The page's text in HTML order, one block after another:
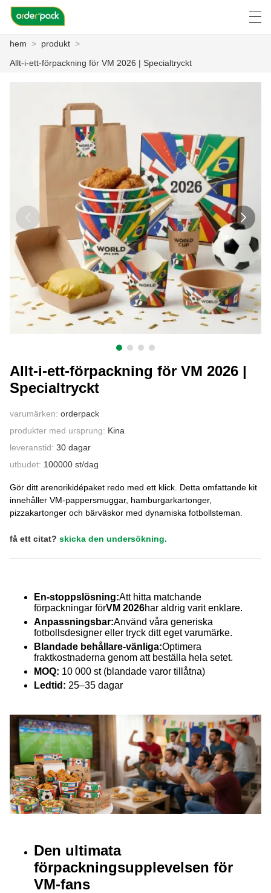
FALL
FACTORY TOUR
KONTAKTA OSS
العربيةhem > produkt >
Allt-i-ett-förpackning för VM 2026 | Specialtryckt
Allt-i-ett-förpackning för VM 2026 |
Specialtryckt
varumärken: orderpack
produkter med ursprung: Kina
leveranstid: 30 dagar
utbudet: 100000 st/dag
Gör ditt arenorikidépaket redo med ett klick. Detta omfattande kit
innehåller VM-pappersmuggar, hamburgarkartonger,
pizzakartonger och bärväskor med dynamiska fotbollsteman.
få ett citat? skicka den undersökning.
En-stoppslösning:Att hitta matchande
förpackningar förVM 2026har aldrig varit enklare.
Anpassningsbar:Använd våra generiska
fotbollsdesigner eller tryck ditt eget varumärke.
Blandade behållare-vänliga:Optimera
fraktkostnaderna genom att beställa hela setet.
MOQ: 10 000 st (blandade varor tillåtna)
Ledtid: 25–35 dagar
Den ultimata
förpackningsupplevelsen för
VM-fans